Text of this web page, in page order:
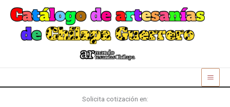
contenido
Solicita cotización en: